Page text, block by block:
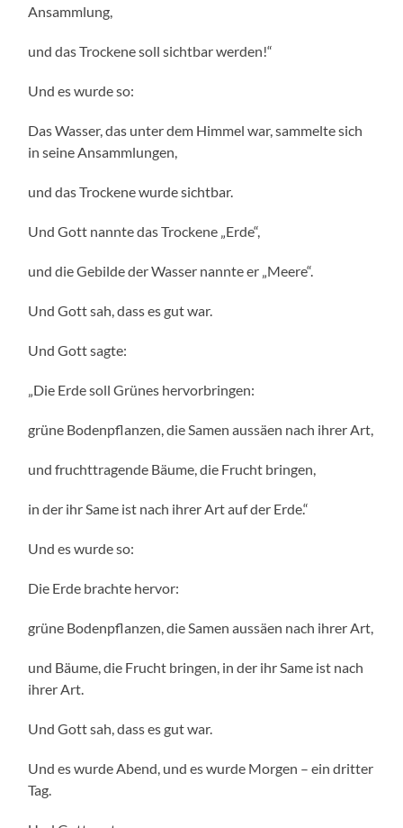
Ansammlung,
und das Trockene soll sichtbar werden!“
Und es wurde so:
Das Wasser, das unter dem Himmel war, sammelte sich
in seine Ansammlungen,
und das Trockene wurde sichtbar.
Und Gott nannte das Trockene „Erde“,
und die Gebilde der Wasser nannte er „Meere“.
Und Gott sah, dass es gut war.
Und Gott sagte:
„Die Erde soll Grünes hervorbringen:
grüne Bodenpflanzen, die Samen aussäen nach ihrer Art,
und fruchttragende Bäume, die Frucht bringen,
in der ihr Same ist nach ihrer Art auf der Erde.“
Und es wurde so:
Die Erde brachte hervor:
grüne Bodenpflanzen, die Samen aussäen nach ihrer Art,
und Bäume, die Frucht bringen, in der ihr Same ist nach
ihrer Art.
Und Gott sah, dass es gut war.
Und es wurde Abend, und es wurde Morgen – ein dritter
Tag.